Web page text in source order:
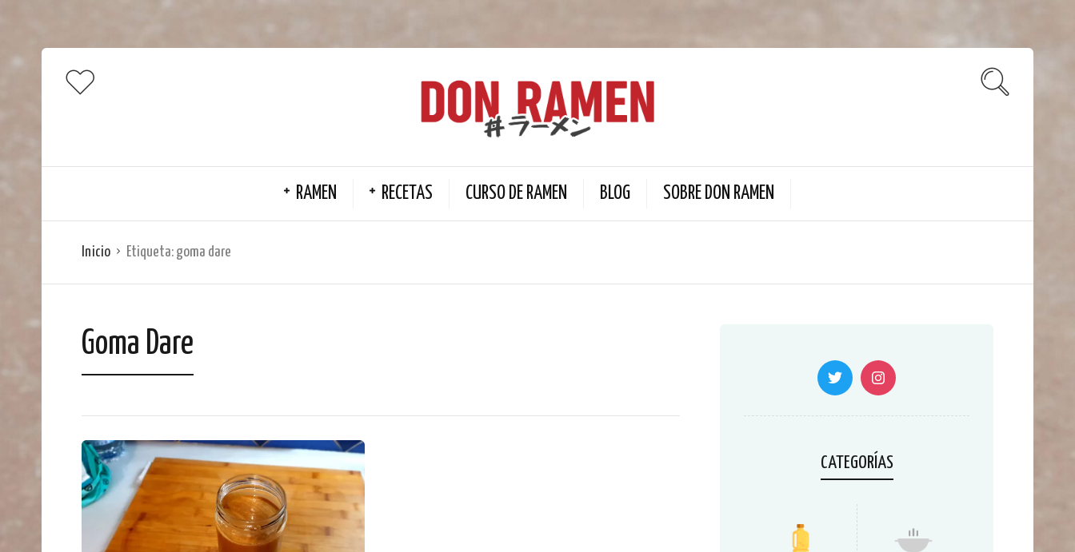
RAMEN RECETAS CURSO DE RAMEN BLOG SOBRE DON RAMEN
Inicio Etiqueta: goma dare
Goma Dare
CATEGORÍAS